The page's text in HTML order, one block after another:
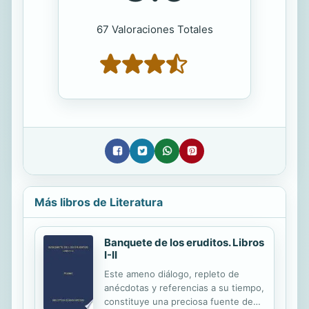
67 Valoraciones Totales
Más libros de Literatura
Banquete de los eruditos. Libros
I-II
Este ameno diálogo, repleto de
anécdotas y referencias a su tiempo,
constituye una preciosa fuente de